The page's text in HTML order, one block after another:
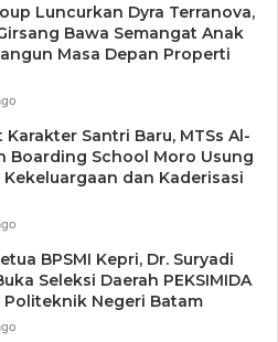
Kepri di tingkat pusat,
Sui Lan juga berjanji akan
mengawal setiap usulan
Riau, khususnya Ibu Kota
ke Kementerian, saya yang
yang diajukan ke Pemerintah
hingga dapat terealisasi.
Luncurkan Dyra Terranova,
Bawa Semangat Anak
Masa Depan Properti
Karakter Santri Baru, MTSs Al-
Boarding School Moro Usung
Kekeluargaan dan Kaderisasi
BPSMI Kepri, Dr. Suryadi
Seleksi Daerah PEKSIMIDA
Politeknik Negeri Batam